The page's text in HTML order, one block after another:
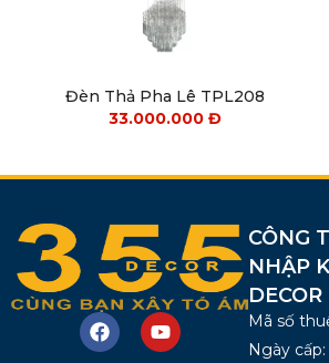
Đèn Thả Pha Lê TPL208
33.000.000Đ
CÔNG
NHẬP
DECOR
Mã số
Ngày cấp: